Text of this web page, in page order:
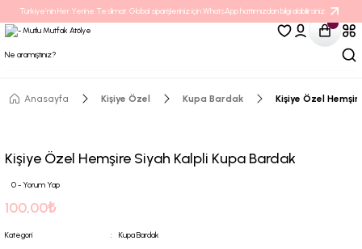
Türkiye’nin Her Yerine Teslimat. Global siparişleriniz için WhatsApp hattımızdan bilgi alabilirsiniz.
Anasayfa Kişiye Özel Kupa Bardak Kişiye Özel
Kişiye Özel Hemşire Siyah Kalpli Kupa Bardak
0 - Yorum Yap
100,00₺
Kategori
Kupa Bardak